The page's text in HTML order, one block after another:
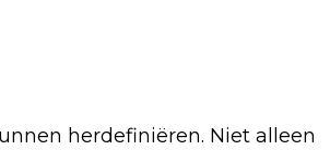
herdefiniëren. Niet alleen